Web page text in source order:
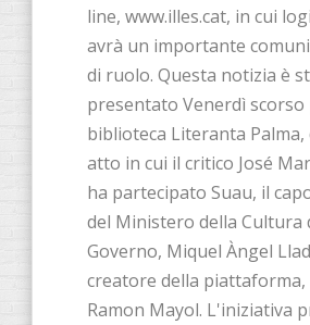
line, www.illes.cat, in cui
avrà un importante
di ruolo. Questa notizia è
presentato Venerdì scorso
biblioteca Literanta
atto in cui il critico José
ha partecipato Suau, il
del Ministero della Cultura
Governo, Miquel Àngel
creatore della piattaforma,
Ramon Mayol. L'iniziativa